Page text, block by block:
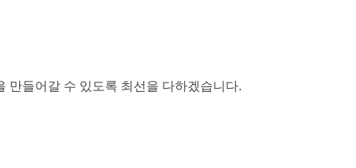
만들어갈 수 있도록 최선을 다하겠습니다.